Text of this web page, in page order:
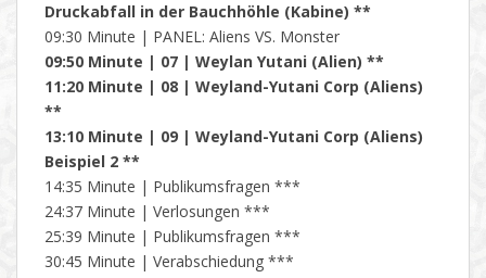
Druckabfall in der Bauchhöhle (Kabine) **
09:30 Minute | PANEL: Aliens VS. Monster
09:50 Minute | 07 | Weylan Yutani (Alien) **
11:20 Minute | 08 | Weyland-Yutani Corp (Aliens)
**
13:10 Minute | 09 | Weyland-Yutani Corp (Aliens)
Beispiel 2 **
14:35 Minute | Publikumsfragen ***
24:37 Minute | Verlosungen ***
25:39 Minute | Publikumsfragen ***
30:45 Minute | Verabschiedung ***